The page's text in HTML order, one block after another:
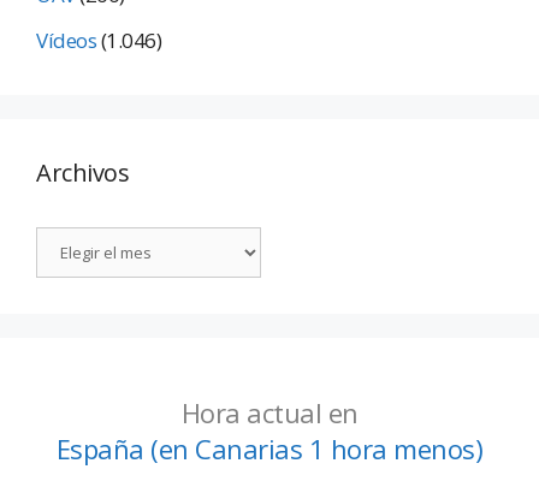
Vídeos(1.046)
Archivos
Hora actual en
España (en Canarias 1 hora menos)